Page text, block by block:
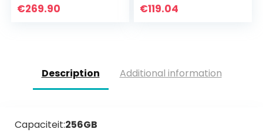
SSD for Xbox Series
€269.90
inch, 5400 rpm, 8
€119.04
Description Additional information
Capaciteit:256GB